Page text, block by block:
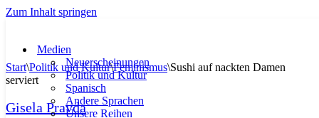
Zum Inhalt springen
Medien
Neuerscheinungen
Politik und Kultur
Spanisch
Andere Sprachen
Unsere Reihen
Start\Politik und Kultur\Feminismus\Sushi auf nackten Damen
serviert
Gisela Pravda